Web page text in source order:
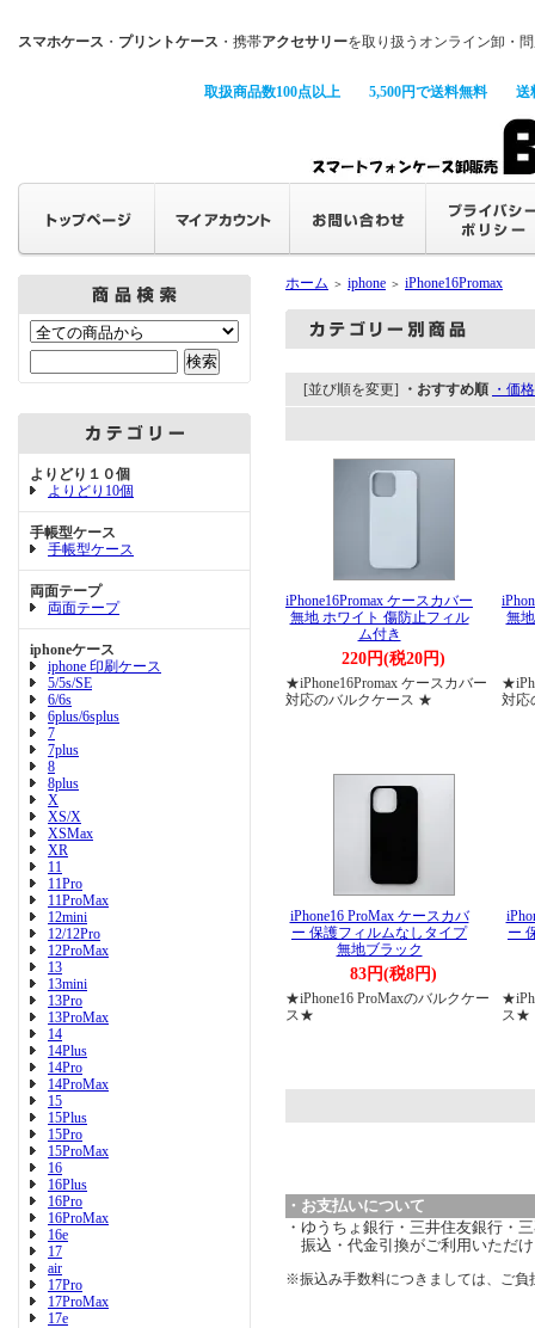
スマホケース ・ プリントケース ・携帯アクセサリーを取り扱うオンライン卸・
取扱商品数100点以上 5,500円で送料無料 送
よりどり１０個
よりどり10個
手帳型ケース
手帳型ケース
両面テープ
両面テープ
iphoneケース
iphone 印刷ケース
5/5s/SE
6/6s
6plus/6splus
7
7plus
8
8plus
X
XS/X
XSMax
XR
11
11Pro
11ProMax
12mini
12/12Pro
12ProMax
13
13mini
13Pro
13ProMax
14
14Plus
14Pro
14ProMax
15
15Plus
15Pro
15ProMax
16
16Plus
16Pro
16ProMax
16e
17
air
17Pro
17ProMax
17e
ホーム ＞ iphone ＞ iPhone16Promax
[並び順を変更] ・おすすめ順 ・価
iPhone16Promax ケースカバー
無地 ホワイト 傷防止フィル
ム付き
220円(税20円)
★iPhone16Promax ケースカバー
対応のバルクケース ★
無
対応
iPhone16 ProMax ケースカバ
ー 保護フィルムなしタイプ
無地ブラック
83円(税8円)
★iPhone16 ProMaxのバルクケー
ス★
ー
ス★
・お支払いについて
・ゆうちょ銀行・三井住友銀行・
振込・代金引換がご利用いただ
※振込み手数料につきましては、ご負